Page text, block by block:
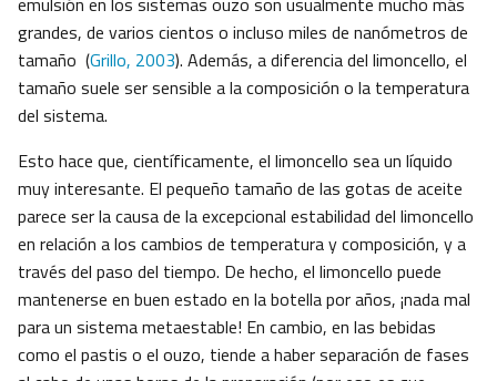
grandes, de varios cientos o incluso miles de nanómetros de
tamaño (Grillo, 2003). Además, a diferencia del limoncello, el
tamaño suele ser sensible a la composición o la temperatura
del sistema.
Esto hace que, científicamente, el limoncello sea un líquido
muy interesante. El pequeño tamaño de las gotas de aceite
parece ser la causa de la excepcional estabilidad del limoncello
en relación a los cambios de temperatura y composición, y a
través del paso del tiempo. De hecho, el limoncello puede
mantenerse en buen estado en la botella por años, ¡nada mal
para un sistema metaestable! En cambio, en las bebidas
como el pastis o el ouzo, tiende a haber separación de fases